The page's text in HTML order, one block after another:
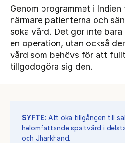
Genom programmet i Indien
närmare patienterna och
söka vård. Det gör inte
en operation, utan också
vård som behövs för att
tillgodogöra sig den.
SYFTE: Att öka tillgången till
helomfattande spaltvård i
och Jharkhand.